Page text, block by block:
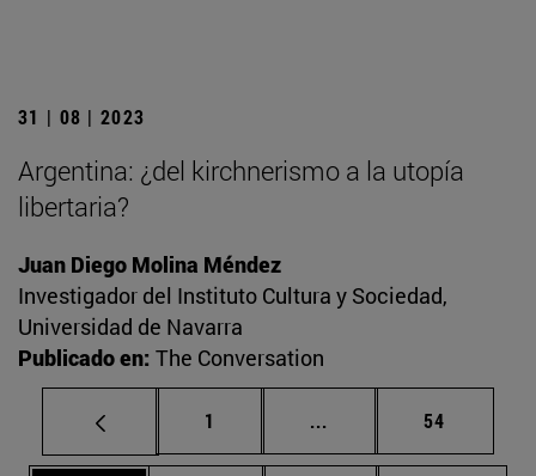
31 | 08 | 2023
Argentina: ¿del kirchnerismo a la utopía
libertaria?
Juan Diego Molina Méndez
Investigador del Instituto Cultura y Sociedad,
Universidad de Navarra
Publicado en: The Conversation
Página
1 ... Páginas intermedias
Página
54